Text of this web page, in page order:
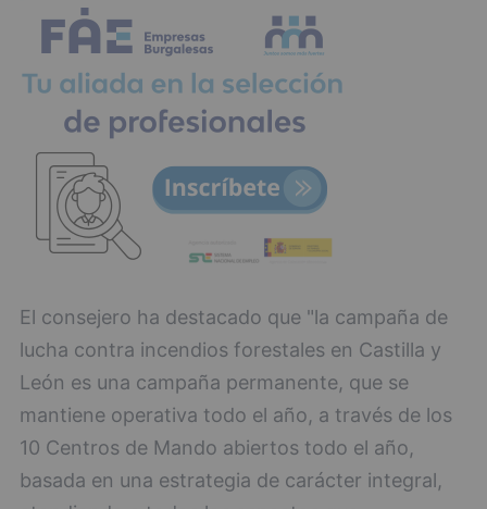
El consejero ha destacado que "la campaña de
lucha contra incendios forestales en Castilla y
León es una campaña permanente, que se
mantiene operativa todo el año, a través de los
10 Centros de Mando abiertos todo el año,
basada en una estrategia de carácter integral,